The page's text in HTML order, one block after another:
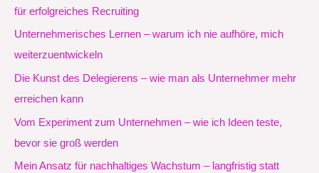
für erfolgreiches Recruiting
Unternehmerisches Lernen – warum ich nie aufhöre, mich
weiterzuentwickeln
Die Kunst des Delegierens – wie man als Unternehmer mehr
erreichen kann
Vom Experiment zum Unternehmen – wie ich Ideen teste,
bevor sie groß werden
Mein Ansatz für nachhaltiges Wachstum – langfristig statt